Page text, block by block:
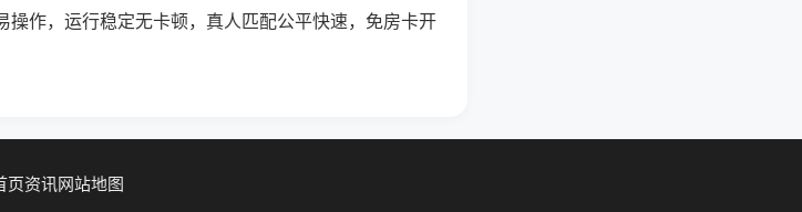
作，运行稳定无卡顿，真人匹配公平快速，免房卡开
页资讯网站地图